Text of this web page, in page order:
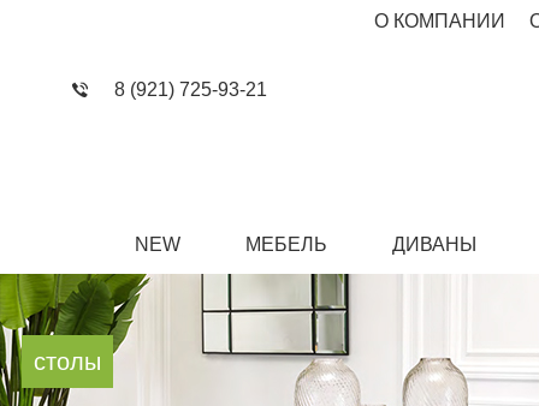
О КОМПАНИИ
8 (921) 725-93-21
NEW МЕБЕЛЬ ДИВАНЫ
столы